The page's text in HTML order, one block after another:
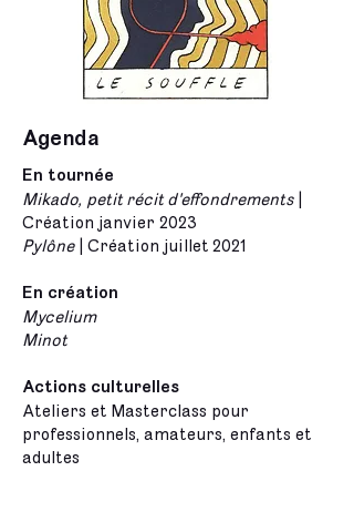
Agenda
En tournée
Mikado, petit récit d'effondrements|
Création janvier 2023
Pylône| Création juillet 2021
En création
Mycelium
Minot
Actions culturelles
Ateliers et Masterclass pour
professionnels, amateurs, enfants et
adultes